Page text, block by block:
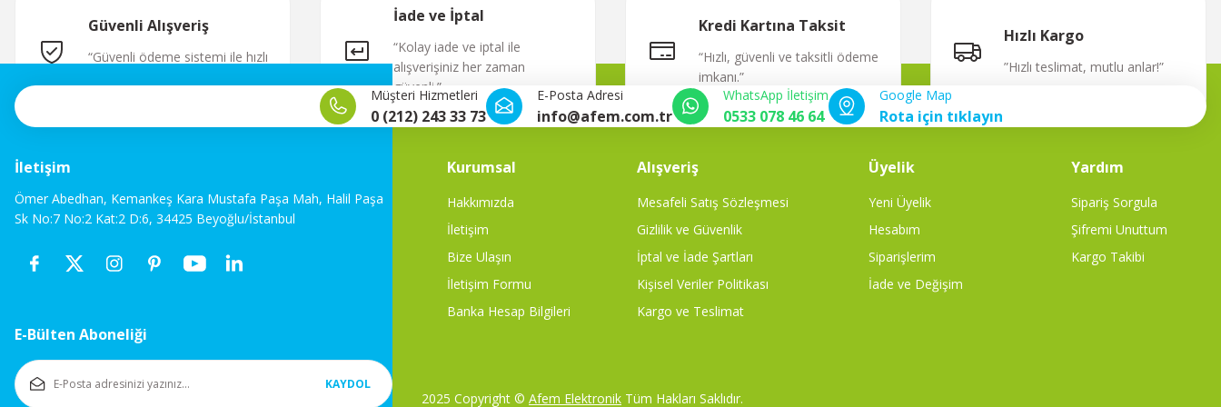
Güvenli Alışveriş
“Güvenli ödeme sistemi ile hızlı
İade ve İptal
“Kolay iade ve iptal ile
alışverişiniz her zaman
güvenli.”
Kredi Kartına Taksit
“Hızlı, güvenli ve taksitli ödeme
imkanı.”
Hızlı Kargo
”Hızlı teslimat, mutlu anlar!”
Müşteri Hizmetleri
0 (212) 243 33 73
E-Posta Adresi
info@afem.com.tr
WhatsApp İletişim
0533 078 46 64
Google Map
Rota için tıklayın
İletişim
Ömer Abedhan, Kemankeş Kara Mustafa Paşa Mah, Halil Paşa
Sk No:7 No:2 Kat:2 D:6, 34425 Beyoğlu/İstanbul
E-Bülten Aboneliği
KAYDOL
Kurumsal
Hakkımızda
İletişim
Bize Ulaşın
İletişim Formu
Banka Hesap Bilgileri
Alışveriş
Mesafeli Satış Sözleşmesi
Gizlilik ve Güvenlik
İptal ve İade Şartları
Kişisel Veriler Politikası
Kargo ve Teslimat
Üyelik
Yeni Üyelik
Hesabım
Siparişlerim
İade ve Değişim
Yardım
Sipariş Sorgula
Şifremi Unuttum
Kargo Takibi
2025 Copyright © Afem Elektronik Tüm Hakları Saklıdır.